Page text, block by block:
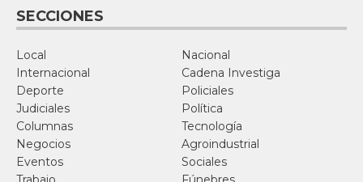
SECCIONES
Local
Nacional
Internacional
Cadena Investiga
Deporte
Policiales
Judiciales
Política
Columnas
Tecnología
Negocios
Agroindustrial
Eventos
Sociales